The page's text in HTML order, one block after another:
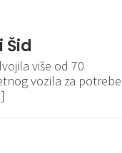
Šid
više od 70
vozila za potrebe